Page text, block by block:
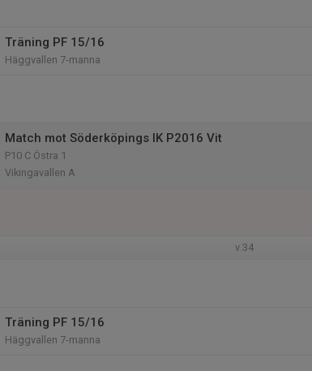
Träning PF 15/16
Häggvallen 7-manna
Match mot Söderköpings IK P2016 Vit
P10 C Östra 1
Vikingavallen A
v.34
Träning PF 15/16
Häggvallen 7-manna